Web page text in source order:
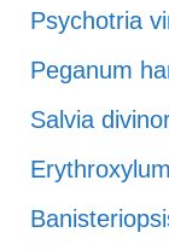
Psychotria
Peganum
Salvia